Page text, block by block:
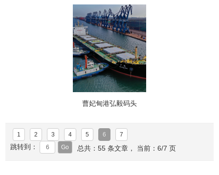
曹妃甸港弘毅码头
1 2 3 4 5 6 7
跳转到： 总共：55 条文章， 当前：6/7 页